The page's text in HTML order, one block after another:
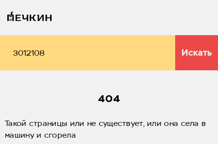
Искать
404
Такой страницы или не существует, или она села в
машину и сгорела